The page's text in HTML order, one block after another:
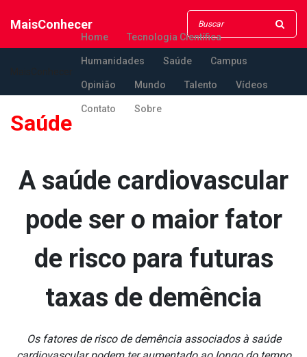
MaisConhecer
Home Tecnologia Científica
Humanidades Saúde Campus
Opinião Mundo Talento Vídeos
Contato Sobre
Saúde
A saúde cardiovascular
pode ser o maior fator
de risco para futuras
taxas de demência
Os fatores de risco de demência associados à saúde